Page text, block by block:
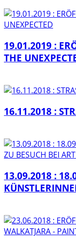
19.01.2019 :
THE
16.11.2018 :
13.09.2018 :